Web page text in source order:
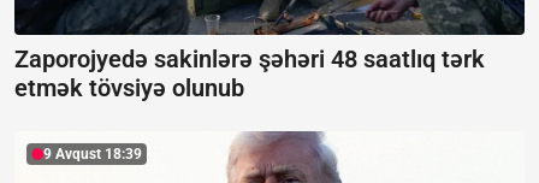
Zaporojyedə sakinlərə şəhəri 48 saatlıq tərk
etmək tövsiyə olunub
9 Avqust 18:39